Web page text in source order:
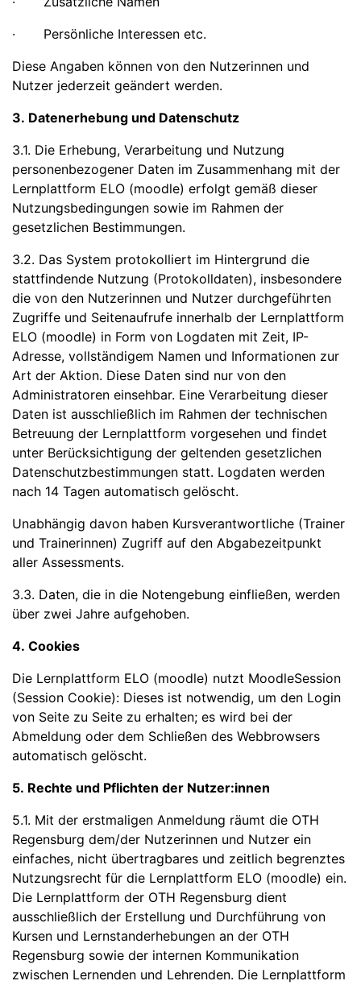
· Persönliche Interessen etc.
Diese Angaben können von den Nutzerinnen und
Nutzer jederzeit geändert werden.
3. Datenerhebung und Datenschutz
3.1. Die Erhebung, Verarbeitung und Nutzung
personenbezogener Daten im Zusammenhang mit der
Lernplattform ELO (moodle) erfolgt gemäß dieser
Nutzungsbedingungen sowie im Rahmen der
gesetzlichen Bestimmungen.
3.2. Das System protokolliert im Hintergrund die
stattfindende Nutzung (Protokolldaten), insbesondere
die von den Nutzerinnen und Nutzer durchgeführten
Zugriffe und Seitenaufrufe innerhalb der Lernplattform
ELO (moodle) in Form von Logdaten mit Zeit, IP-
Adresse, vollständigem Namen und Informationen zur
Art der Aktion. Diese Daten sind nur von den
Administratoren einsehbar. Eine Verarbeitung dieser
Daten ist ausschließlich im Rahmen der technischen
Betreuung der Lernplattform vorgesehen und findet
unter Berücksichtigung der geltenden gesetzlichen
Datenschutzbestimmungen statt. Logdaten werden
nach 14 Tagen automatisch gelöscht.
Unabhängig davon haben Kursverantwortliche (Trainer
und Trainerinnen) Zugriff auf den Abgabezeitpunkt
aller Assessments.
3.3. Daten, die in die Notengebung einfließen, werden
über zwei Jahre aufgehoben.
4. Cookies
Die Lernplattform ELO (moodle) nutzt MoodleSession
(Session Cookie): Dieses ist notwendig, um den Login
von Seite zu Seite zu erhalten; es wird bei der
Abmeldung oder dem Schließen des Webbrowsers
automatisch gelöscht.
5. Rechte und Pflichten der Nutzer:innen
5.1. Mit der erstmaligen Anmeldung räumt die OTH
Regensburg dem/der Nutzerinnen und Nutzer ein
einfaches, nicht übertragbares und zeitlich begrenztes
Nutzungsrecht für die Lernplattform ELO (moodle) ein.
Die Lernplattform der OTH Regensburg dient
ausschließlich der Erstellung und Durchführung von
Kursen und Lernstanderhebungen an der OTH
Regensburg sowie der internen Kommunikation
zwischen Lernenden und Lehrenden. Die Lernplattform